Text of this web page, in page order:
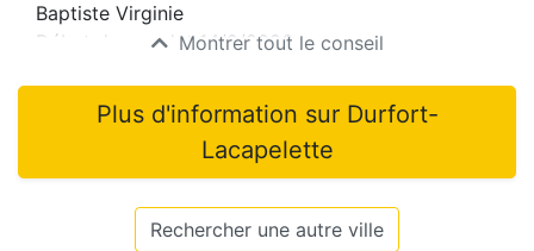
Baptiste Virginie
Début du mandat14/2/2026
Montrer tout le conseil
Plus d'information sur Durfort-
Lacapelette
Rechercher une autre ville